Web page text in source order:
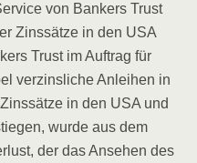
von Ban­kers Trust
Zins­sät­ze in den USA
Trust im Auf­trag für
ver­zins­li­che Anlei­hen in
in den USA und
wur­de aus dem
der das Anse­hen des